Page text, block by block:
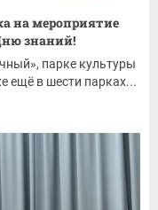
на мероприятие
знаний!
парке культуры
ещё в шести парках...